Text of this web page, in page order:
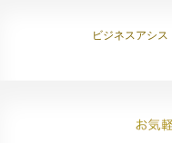
ビジネスアシ